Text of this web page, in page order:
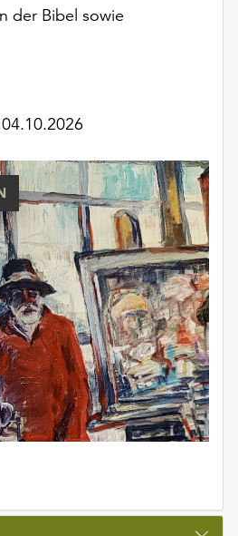
der Bibel sowie